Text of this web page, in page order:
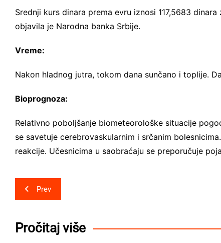
Srednji kurs dinara prema evru iznosi 117,5683
objavila je Narodna banka Srbije.
Vreme:
Nakon hladnog jutra, tokom dana sunčano i toplije.
Bioprognoza:
Relativno pobolјšanje biometeorološke situacije
se savetuje cerebrovaskularnim i srčanim
reakcije. Učesnicima u saobraćaju se preporučuje
Post
navigation
Prev
Pročitaj više